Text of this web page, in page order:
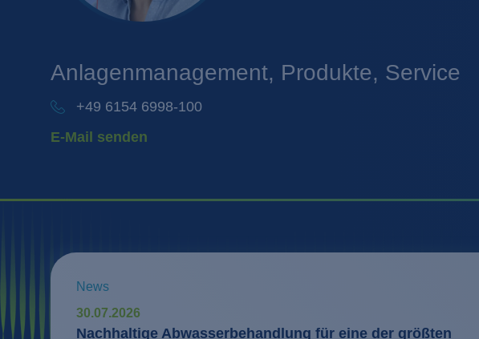
Anlagenmanagement, Produkte, Service
+49 6154 6998-100
E-Mail senden
News
30.07.2026
Nachhaltige Abwasserbehandlung für eine der größten